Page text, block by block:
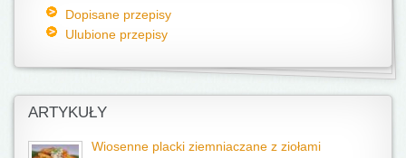
Dopisane przepisy
Ulubione przepisy
ARTYKUŁY
Wiosenne placki ziemniaczane z ziołami